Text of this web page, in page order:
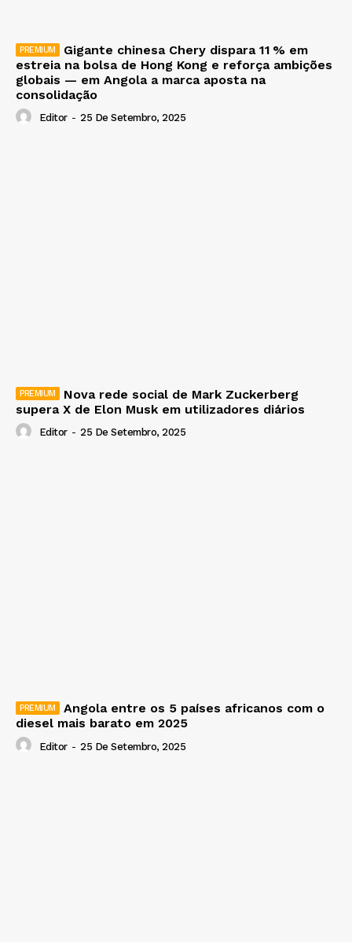
Gigante chinesa Chery dispara 11 % em
estreia na bolsa de Hong Kong e reforça ambições
globais — em Angola a marca aposta na
consolidação
Editor - 25 De Setembro, 2025
Nova rede social de Mark Zuckerberg
supera X de Elon Musk em utilizadores diários
Editor - 25 De Setembro, 2025
Angola entre os 5 países africanos com o
diesel mais barato em 2025
Editor - 25 De Setembro, 2025